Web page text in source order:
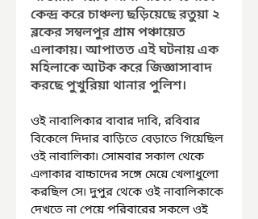
কেন্দ্র করে চাঞ্চল্য ছড়িয়েছে রতুয়া ২
ব্লকের সম্বলপুর গ্রাম পঞ্চায়েত
এলাকায়। আপাতত এই ঘটনায় এক
মহিলাকে আটক করে জিজ্ঞাসাবাদ
করছে পুখুরিয়া থানার পুলিশ।
ওই নাবালিকার বাবার দাবি, রবিবার
বিকেলে দিদার বাড়িতে বেড়াতে গিয়েছিল
ওই নাবালিকা৷ সোমবার সকাল থেকে
এলাকার বাচ্চাদের সঙ্গে মেয়ে খেলাধুলো
করছিল সে৷ দুপুর থেকে ওই নাবালিকাকে
দেখতে না পেয়ে পরিবারের সকলে ওই